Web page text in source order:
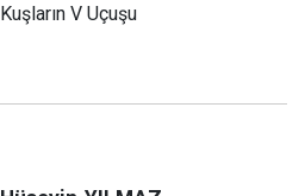
Kuşların V Uçuşu